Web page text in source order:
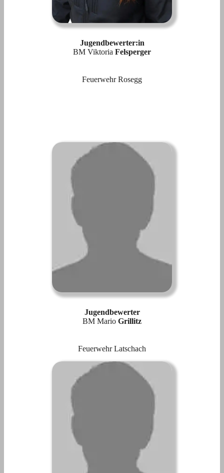
Jugendbewerter:in
BM Viktoria Felsperger
Feuerwehr Rosegg
Jugendbewerter
BM Mario Grillitz
Feuerwehr Latschach